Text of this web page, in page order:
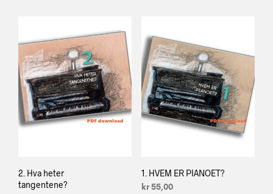
2. Hva heter
tangentene?
1. HVEM ER PIANOET?
kr55,00